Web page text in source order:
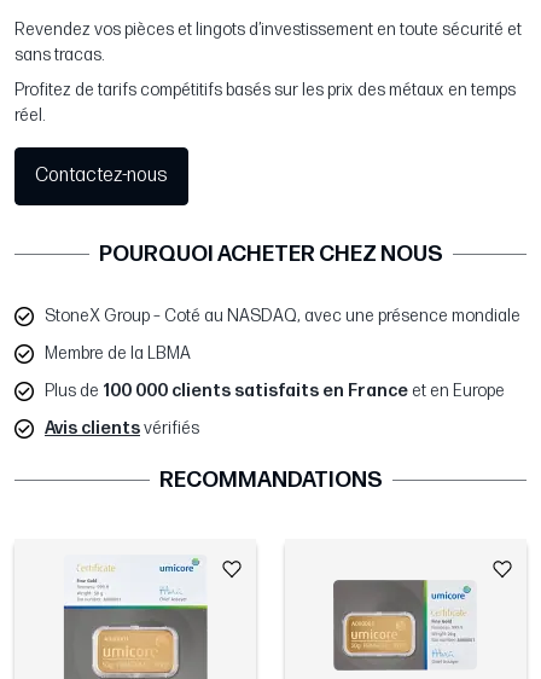
Revendez vos pièces et lingots d’investissement en toute sécurité et
sans tracas.
Profitez de tarifs compétitifs basés sur les prix des métaux en temps
réel.
Contactez-nous
POURQUOI ACHETER CHEZ NOUS
StoneX Group – Coté au NASDAQ, avec une présence mondiale
Membre de la LBMA
Plus de 100 000 clients satisfaits en France et en Europe
Avis clientsvérifiés
RECOMMANDATIONS